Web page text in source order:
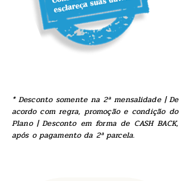
* Desconto somente na 2ª mensalidade | De
acordo com regra, promoção e condição do
Plano | Desconto em forma de CASH BACK,
após o pagamento da 2ª parcela.